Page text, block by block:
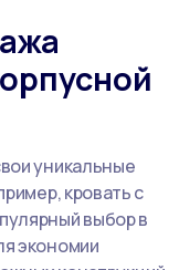
уникальные
кровать с
выбор в
экономии